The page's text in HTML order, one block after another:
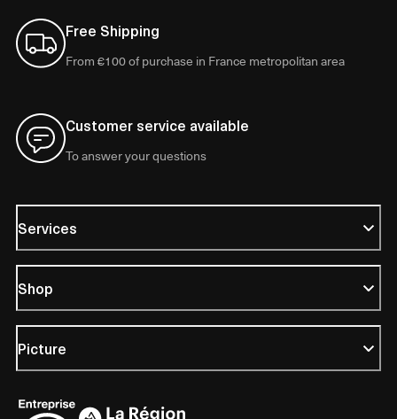
Free Shipping
From €100 of purchase in France metropolitan area
Customer service available
To answer your questions
Services
Shop
Picture